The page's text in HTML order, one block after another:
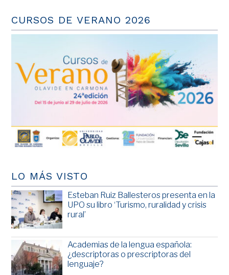
CURSOS DE VERANO 2026
LO MÁS VISTO
Esteban Ruiz Ballesteros presenta en la
UPO su libro ‘Turismo, ruralidad y crisis
rural’
Academias de la lengua española:
¿descriptoras o prescriptoras del
lenguaje?